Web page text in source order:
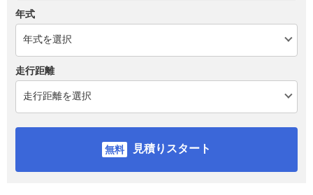
年式
走行距離
見積りスタート